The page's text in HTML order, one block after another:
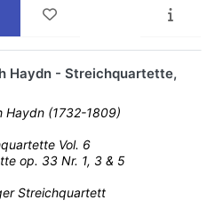
Haydn - Streichquartette,
Haydn (1732-1809)
Vol. 6
op. 33 Nr. 1, 3 & 5
Streichquartett